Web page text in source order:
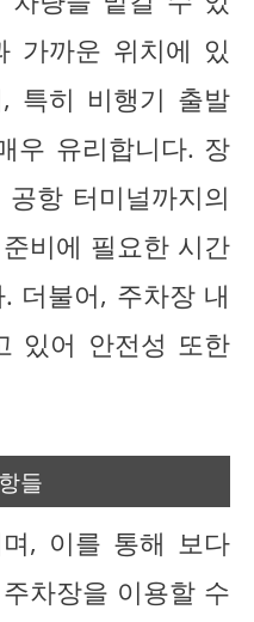
가까운 위치에 있
특히 비행기 출발
우 유리합니다. 장
항 터미널까지의
비에 필요한 시간
더불어, 주차장 내
있어 안전성 또한
들
, 이를 통해 보다
차장을 이용할 수